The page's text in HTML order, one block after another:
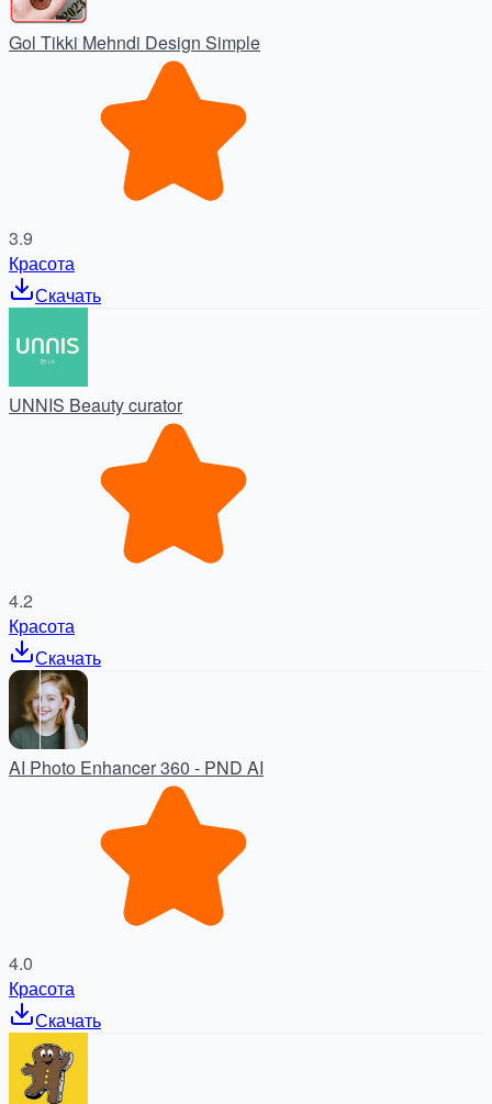
Gol Tikki Mehndi Design Simple
3.9
Красота
Скачать
UNNIS Beauty curator
4.2
Красота
Скачать
AI Photo Enhancer 360 - PND AI
4.0
Красота
Скачать